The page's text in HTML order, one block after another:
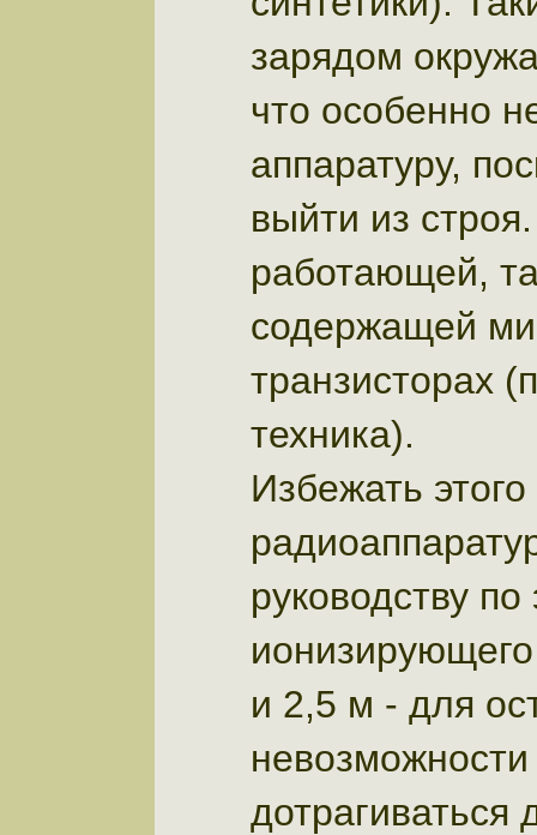
зарядом
что особенно
аппаратуру,
выйти из
работающей,
содержащей
транзисторах
техника).
Избежать
руководству
и 2,5 м - для